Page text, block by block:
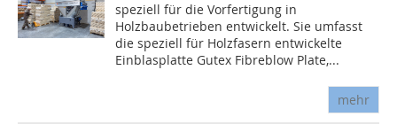
speziell für die Vorfertigung in
Holzbaubetrieben entwickelt. Sie umfasst
die speziell für Holzfasern entwickelte
Einblasplatte Gutex Fibreblow Plate,...
mehr